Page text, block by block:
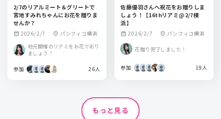
2/7のリアルミート＆グリートで
宮地すみれちゃんにお花を贈りま
せんか？
calendar_month 2026/2/7 location_on パシフィコ横浜
地元開催のリアミをお花で彩り
ましょう！
参加 26人
佐藤優羽さんへ祝花をお贈りしま
しょう！【16thリアミ@2/7横
浜】
calendar_month 2026/2/7 location_on パシフィコ横浜
花贈り完了しました！
参加 19人
もっと見る